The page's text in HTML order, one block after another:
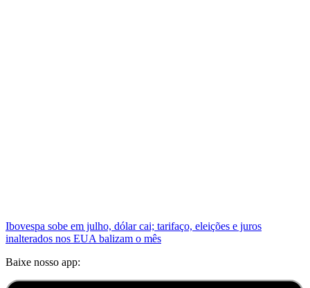
Ibovespa sobe em julho, dólar cai; tarifaço, eleições e juros
inalterados nos EUA balizam o mês
Baixe nosso app: